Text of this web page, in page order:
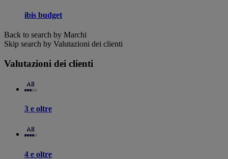
ibis budget
Back to search by Marchi
Skip search by Valutazioni dei clienti
Valutazioni dei clienti
3 e oltre
4 e oltre